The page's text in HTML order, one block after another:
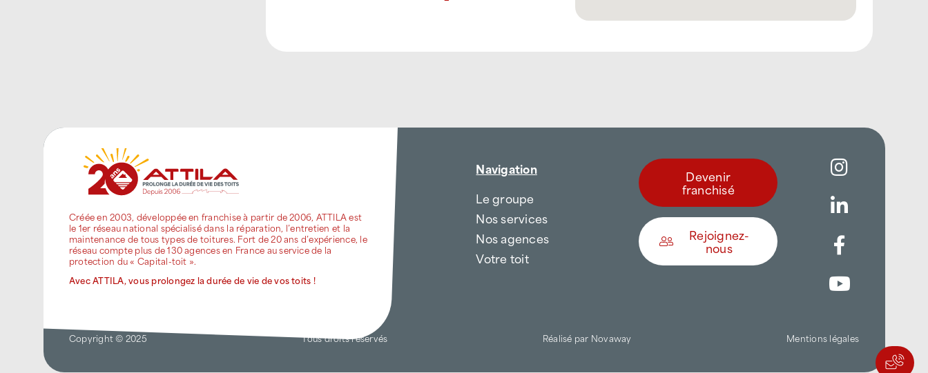
Créée en 2003, développée en franchise à partir de 2006, ATTILA est
le 1er réseau national spécialisé dans la réparation, l’entretien et la
maintenance de tous types de toitures. Fort de 20 ans d’expérience, le
réseau compte plus de 130 agences en France au service de la
protection du « Capital-toit ».
Avec ATTILA, vous prolongez la durée de vie de vos toits !
Navigation
Le groupe
Nos services
Nos agences
Votre toit
Devenir
franchisé
Rejoignez-
nous
Copyright © 2025 Tous droits réservés Réalisé par Novaway Mentions légales